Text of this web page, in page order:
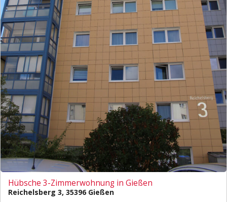
Hübsche 3-Zimmerwohnung in Gießen
Reichelsberg 3, 35396 Gießen